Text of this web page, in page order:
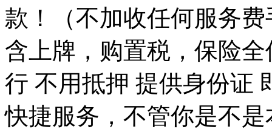
款！（不加收任何服务
含上牌，购置税，保险
行 不用抵押 提供身份证
快捷服务，不管你是不